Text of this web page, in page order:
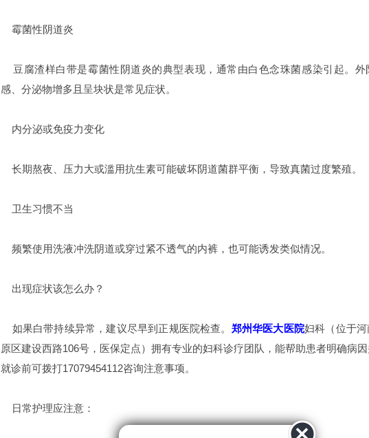
霉菌性阴道炎
豆腐渣样白带是霉菌性阴道炎的典型表现，通常由白色念珠菌感染引起。外
感、分泌物增多且呈块状是常见症状。
内分泌或免疫力变化
长期熬夜、压力大或滥用抗生素可能破坏阴道菌群平衡，导致真菌过度繁殖。
卫生习惯不当
频繁使用洗液冲洗阴道或穿过紧不透气的内裤，也可能诱发类似情况。
出现症状该怎么办？
如果白带持续异常，建议尽早到正规医院检查。 郑州华医大医院妇科（位于
原区建设西路106号，医保定点）拥有专业的妇科诊疗团队，能帮助患者明确病因
就诊前可拨打17079454112咨询注意事项。
日常护理应注意：